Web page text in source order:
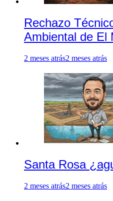
Rechazo
Ambiental de El
2 meses atrás2 meses atrás
Santa Rosa
2 meses atrás2 meses atrás